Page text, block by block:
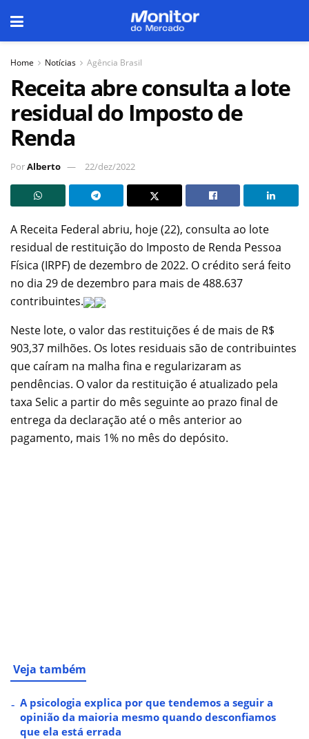
Home Notícias Agência Brasil
Receita abre consulta a lote
residual do Imposto de
Renda
PorAlberto 22/dez/2022
A Receita Federal abriu, hoje (22), consulta ao lote
residual de restituição do Imposto de Renda Pessoa
Física (IRPF) de dezembro de 2022. O crédito será feito
no dia 29 de dezembro para mais de 488.637
contribuintes.
Neste lote, o valor das restituições é de mais de R$
903,37 milhões. Os lotes residuais são de contribuintes
que caíram na malha fina e regularizaram as
pendências. O valor da restituição é atualizado pela
taxa Selic a partir do mês seguinte ao prazo final de
entrega da declaração até o mês anterior ao
pagamento, mais 1% no mês do depósito.
Veja também
A psicologia explica por que tendemos a seguir a
opinião da maioria mesmo quando desconfiamos
que ela está errada